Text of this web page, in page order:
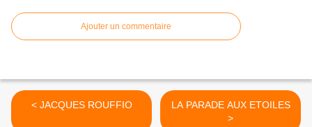
Ajouter un commentaire
< JACQUES ROUFFIO
LA PARADE AUX ETOILES
>